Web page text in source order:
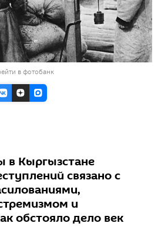
в фотобанк
в Кыргызстане
связано с
и
обстояло дело век